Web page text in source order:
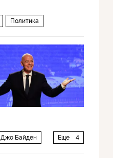
Политика
Еще 4
Джо Байден